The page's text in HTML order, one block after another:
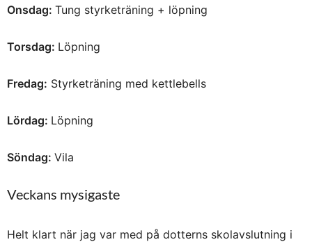
Onsdag: Tung styrketräning + löpning
Torsdag: Löpning
Fredag: Styrketräning med kettlebells
Lördag: Löpning
Söndag: Vila
Veckans mysigaste
Helt klart när jag var med på dotterns skolavslutning i